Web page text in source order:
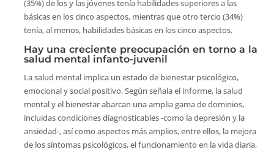
(35%) de los y las jóvenes tenía habilidades superiores a las
básicas en los cinco aspectos, mientras que otro tercio (34%)
tenía, al menos, habilidades básicas en los cinco aspectos.
Hay una creciente preocupación en torno a la
salud mental infanto-juvenil
La salud mental implica un estado de bienestar psicológico,
emocional y social positivo. Según señala el informe, la salud
mental y el bienestar abarcan una amplia gama de dominios,
incluidas condiciones diagnosticables -como la depresión y la
ansiedad-, así como aspectos más amplios, entre ellos, la mejora
de los síntomas psicológicos, el funcionamiento en la vida diaria,